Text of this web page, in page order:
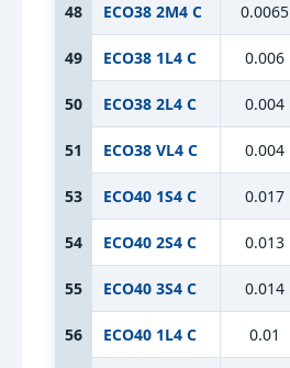
48 ECO38 2M4 C 0.0065
49 ECO38 1L4 C 0.006
50 ECO38 2L4 C 0.004
51 ECO38 VL4 C 0.004
53 ECO40 1S4 C 0.017
54 ECO40 2S4 C 0.013
55 ECO40 3S4 C 0.014
56 ECO40 1L4 C 0.01